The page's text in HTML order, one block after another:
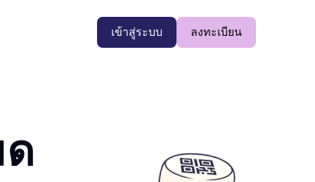
เข้าสู่ระบบ ลงทะเบียน